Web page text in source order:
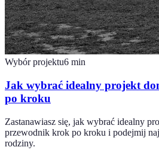
Wybór projektu6 min
Jak wybrać idealny projekt
po kroku
Zastanawiasz się, jak wybrać idealny
przewodnik krok po kroku i podejmij
rodziny.